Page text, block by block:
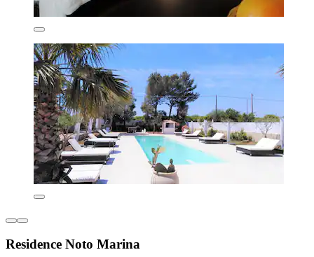
Residence Noto Marina